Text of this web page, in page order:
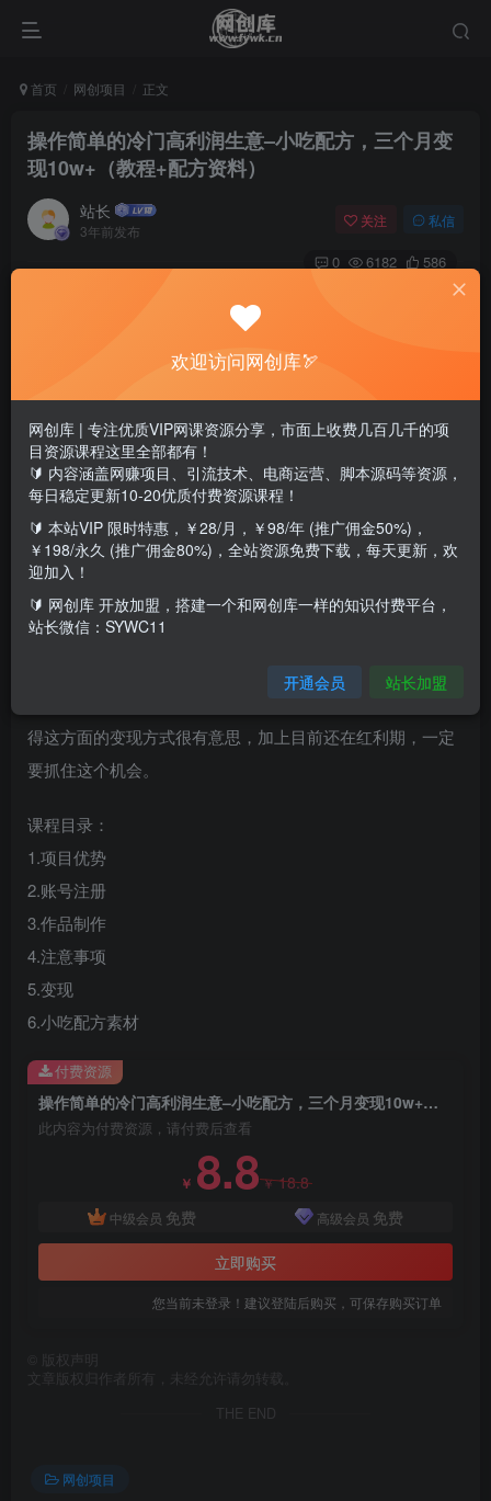
首页 网创项目 正文
操作简单的冷门高利润生意–小吃配方，三个月变
现10w+（教程+配方资料）
站长
3年前发布
关注 私信
0 6182 586
这期给大家介绍一个冷门项目，小吃配方，身边有学员靠这
个项目三个月收了10w+，关键是这个项目可以说是0成本，
操作简单，新手小白也可以直接上手。卖小吃配方，一单卖
几块到几百元，做这个项目的人还不是很多，市场竞争比较
小，可以说是一个小众项目吧，刚开始我也以为卖小吃配方
得这方面的变现方式很有意思，加上目前还在红利期，一定
要抓住这个机会。
课程目录：
1.项目优势
2.账号注册
3.作品制作
4.注意事项
5.变现
6.小吃配方素材
操作简单的冷门高利润生意–小吃配方，三个月变现10w+（教程+配方资料）
此内容为付费资源，请付费后查看
￥ 8.8￥18.8
中级会员 免费 高级会员 免费
立即购买
您当前未登录！建议登陆后购买，可保存购买订单
付费资源
版权声明
文章版权归作者所有，未经允许请勿转载。
THE END
网创项目
欢迎访问网创库🏹
网创库 | 专注优质VIP网课资源分享，市面上收费几百几千的项
目资源课程这里全部都有！
🔰 内容涵盖网赚项目、引流技术、电商运营、脚本源码等资源，
每日稳定更新10-20优质付费资源课程！
🔰 本站VIP 限时特惠，￥28/月，￥98/年 (推广佣金50%)，
￥198/永久 (推广佣金80%)，全站资源免费下载，每天更新，欢
迎加入！
🔰 网创库 开放加盟，搭建一个和网创库一样的知识付费平台，
站长微信：SYWC11
开通会员 站长加盟